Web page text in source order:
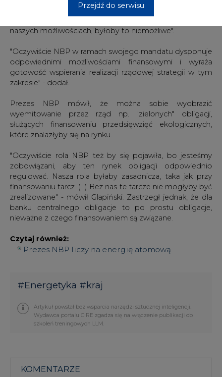
Przejdź do serwisu
być także mobilizowany kapitał zagraniczny. "Bez NBP,
naszych możliwościach, byłoby to niemożliwe".
"Oczywiście NBP w ramach swojego mandatu dysponuje
odpowiednimi możliwościami finansowymi i wyraża
gotowość wspierania realizacji rządowej strategii w tym
zakresie" - dodał.
Prezes NBP mówił, że można sobie wyobrazić
wyemitowanie przez rząd np. "zielonych" obligacji,
służących finansowaniu przedsięwzięć ekologicznych,
które znalazłyby się na rynku.
"Oczywiście rola NBP też by się pojawiła, bo jesteśmy
zobowiązani, aby ten rynek obligacji odpowiednio
regulować. Nasza rola byłaby zasadnicza, taka jak przy
finansowaniu tarcz. (...) Bez nas te tarcze nie mogłyby być
zrealizowane" - mówił Glapiński. Zastrzegł jednak, że dla
banku centralnego obligacje to po prostu obligacje,
nieważne z czego finansowaniem są związane.
Czytaj również:
Prezes NBP liczy na energię atomową
#Energetyka #kraj
Artykuł powstał bez wsparcia narzędzi sztucznej inteligencji.
Wydawca portalu CIRE zgadza się na włączenie publikacji do
szkoleń treningowych LLM.
KOMENTARZE